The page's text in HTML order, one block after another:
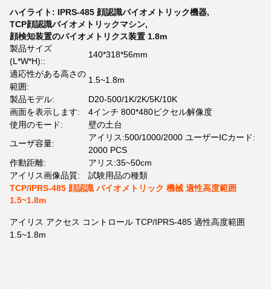
ハイライト: IPRS-485 顔認識バイオメトリック機器,
TCP顔認識バイオメトリックマシン,
顔検知装置のバイオメトリクス装置 1.8m
製品サイズ
(L*W*H)::
140*318*56mm
適応性がある高さの
範囲:
1.5~1.8m
製品モデル:
D20-500/1K/2K/5K/10K
画面を表示します:
4インチ 800*480ピクセル解像度
使用のモード:
壁の土台
ユーザ容量:
アイリス:500/1000/2000 ユーザーICカード:
2000 PCS
作動距離:
アリス:35~50cm
アイリス画像品質:
試験用品の種類
TCP/IPRS-485 顔認識 バイオメトリック 機械 適性高度範囲
1.5~1.8m
アイリス アクセス コントロール TCP/IPRS-485 適性高度範囲
1.5~1.8m